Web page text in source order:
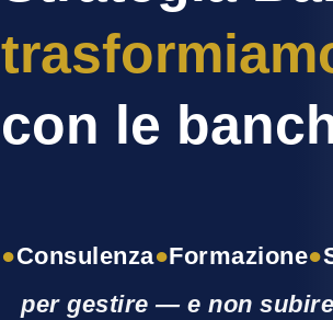
con le
●Consulenza●Formazione●
per gestire — e non